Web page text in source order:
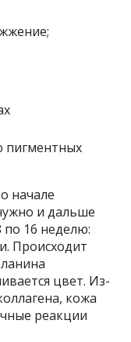
пигментных
начале
и дальше
16 неделю:
Происходит
цвет. Из-
кожа
реакции